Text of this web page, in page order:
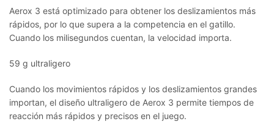
Aerox 3 está optimizado para obtener los deslizamientos más
rápidos, por lo que supera a la competencia en el gatillo.
Cuando los milisegundos cuentan, la velocidad importa.
59 g ultraligero
Cuando los movimientos rápidos y los deslizamientos grandes
importan, el diseño ultraligero de Aerox 3 permite tiempos de
reacción más rápidos y precisos en el juego.